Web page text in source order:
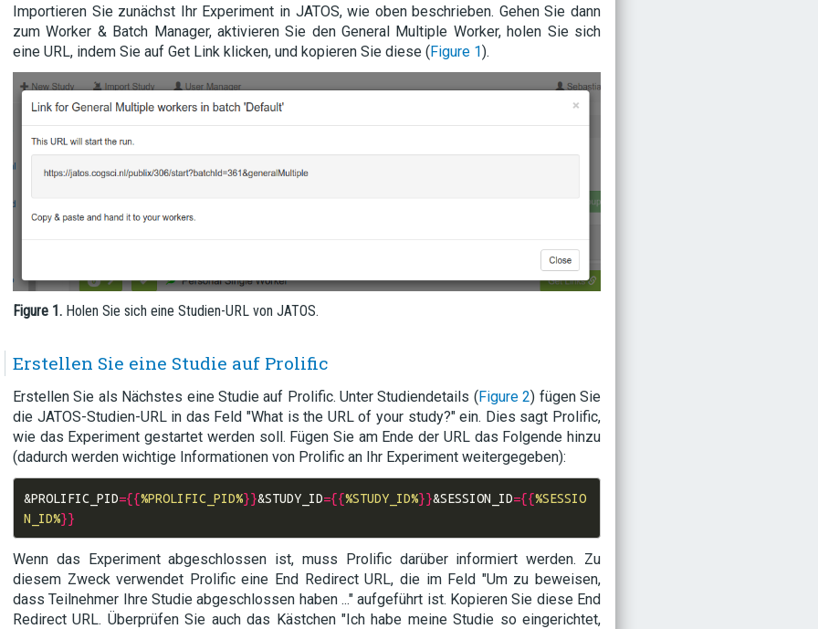
Importieren Sie zunächst Ihr Experiment in JATOS, wie oben beschrieben. Gehen Sie dann
zum Worker & Batch Manager, aktivieren Sie den General Multiple Worker, holen Sie sich
eine URL, indem Sie auf Get Link klicken, und kopieren Sie diese (Figure 1).
Figure 1. Holen Sie sich eine Studien-URL von JATOS.
Erstellen Sie eine Studie auf Prolific
Erstellen Sie als Nächstes eine Studie auf Prolific. Unter Studiendetails (Figure 2) fügen Sie
die JATOS-Studien-URL in das Feld "What is the URL of your study?" ein. Dies sagt Prolific,
wie das Experiment gestartet werden soll. Fügen Sie am Ende der URL das Folgende hinzu
(dadurch werden wichtige Informationen von Prolific an Ihr Experiment weitergegeben):
&PROLIFIC_PID={{%PROLIFIC_PID%}}&STUDY_ID={{%STUDY_ID%}}&SESSION_ID={{%SESSIO
N_ID%}}
Wenn das Experiment abgeschlossen ist, muss Prolific darüber informiert werden. Zu
diesem Zweck verwendet Prolific eine End Redirect URL, die im Feld "Um zu beweisen,
dass Teilnehmer Ihre Studie abgeschlossen haben ..." aufgeführt ist. Kopieren Sie diese End
Redirect URL. Überprüfen Sie auch das Kästchen "Ich habe meine Studie so eingerichtet,